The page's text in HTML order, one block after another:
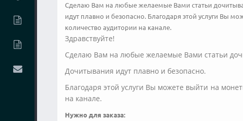
Сделаю Вам на любые желаемые Вами статьи
идут плавно и безопасно. Благодаря этой услуги Вы
количество аудитории на канале.
Здравствуйте!
Сделаю Вам на любые желаемые Вами статьи
Дочитывания идут плавно и безопасно.
Благодаря этой услуги Вы можете выйти на
на канале.
Нужно для заказа: